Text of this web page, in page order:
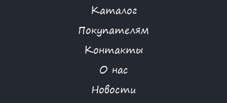
Каталог
Покупателям
Контакты
О нас
Новости
БЕЖЕВЫЙ КОКТЕЙЛЬ